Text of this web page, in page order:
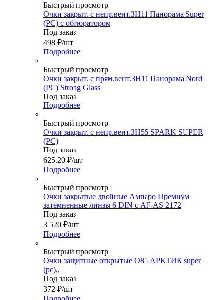
Быстрый просмотр
Очки закрыт. с непр.вент.ЗН11 Панорама Super
(PС) с обтюратором
Под заказ
498 ₽/шт
Подробнее
Быстрый просмотр
Очки закрыт. с прям.вент.ЗН11 Панорама Nord
(PC) Strong Glass
Под заказ
Подробнее
Быстрый просмотр
Очки закрыт. с непр.вент.ЗН55 SPARK SUPER
(РC)
Под заказ
625.20 ₽/шт
Подробнее
Быстрый просмотр
Очки закрытые двойные Ампаро Премиум
затемненные линзы 6 DIN с AF-AS 2172
Под заказ
3 520 ₽/шт
Подробнее
Быстрый просмотр
Очки защитные открытые О85 АРКТИК super
(pc),,
Под заказ
372 ₽/шт
Подробнее